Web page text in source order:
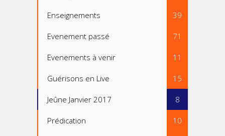
Enseignements 39
Evenement passé 71
Evenements à venir 11
Guérisons en Live 15
Jeûne Janvier 2017 8
Prédication 10